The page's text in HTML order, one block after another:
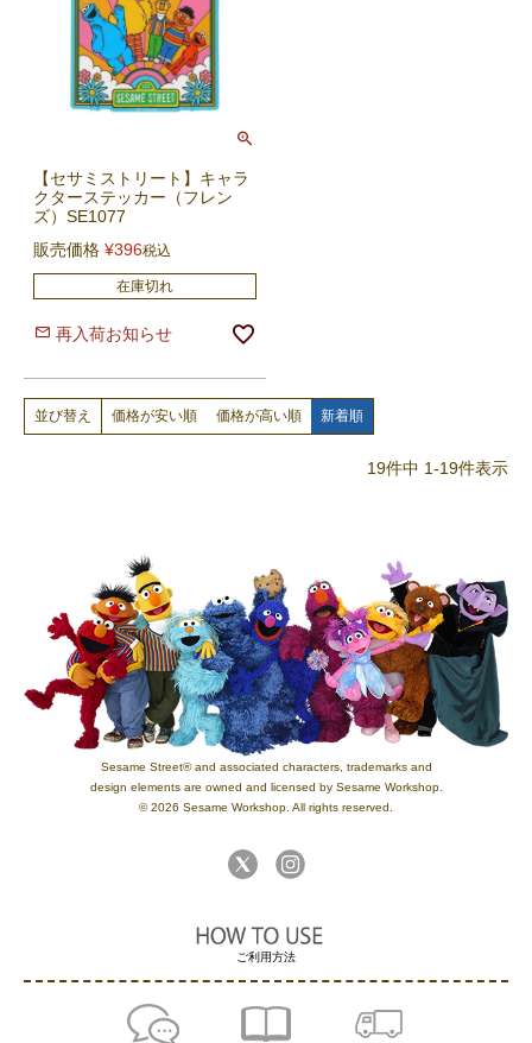
【セサミストリート】キャラ
クターステッカー（フレン
ズ）SE1077
販売価格 ¥396税込
在庫切れ
再入荷お知らせ
並び替え 価格が安い順 価格が高い順 新着順
19件中 1-19件表示
Sesame Street® and associated characters, trademarks and
design elements are owned and licensed by Sesame Workshop.
© 2026 Sesame Workshop. All rights reserved.
ご利用方法